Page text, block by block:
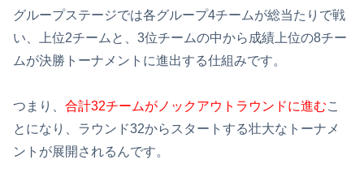
グループステージでは各グループ4チームが総当たりで戦
い、上位2チームと、3位チームの中から成績上位の8チー
ムが決勝トーナメントに進出する仕組みです。
つまり、 合計32チームがノックアウトラウンドに進むこ
とになり、ラウンド32からスタートする壮大なトーナメ
ントが展開されるんです。